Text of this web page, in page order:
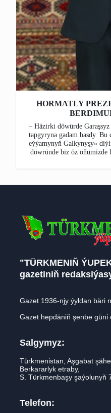
HORMATLY
– Häzirki döwürde
tapgyryna gadam basdy.
eýýamynyň Galkynyşy»
döwründe biz öz öňümizde
"TÜRKMENIŇ
gazetiniň
Gazet 1936-njy ýyldan bäri
Gazet hepdäniň şenbe güni
Salgymyz:
Türkmenistan, Aşgabat
Berkararlyk etraby,
S. Türkmenbaşy şaýolunyň
Telefon: